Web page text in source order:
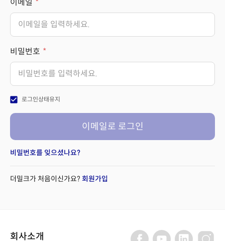
이메일
비밀번호
check_box 로그인상태유지
이메일로 로그인
비밀번호를 잊으셨나요?
더밀크가 처음이신가요? 회원가입
회사소개